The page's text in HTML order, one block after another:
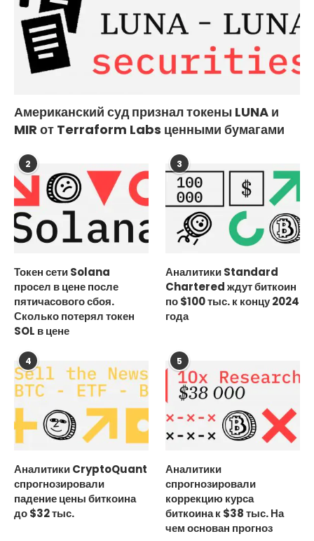
Американский суд признал токены LUNA и
MIR от Terraform Labs ценными бумагами
2
Токен сети Solana
просел в цене после
пятичасового сбоя.
Сколько потерял токен
SOL в цене
3
Аналитики Standard
Chartered ждут биткоин
по $100 тыс. к концу 2024
года
4
Аналитики CryptoQuant
спрогнозировали
падение цены биткоина
до $32 тыс.
5
Аналитики
спрогнозировали
коррекцию курса
биткоина к $38 тыс. На
чем основан прогноз